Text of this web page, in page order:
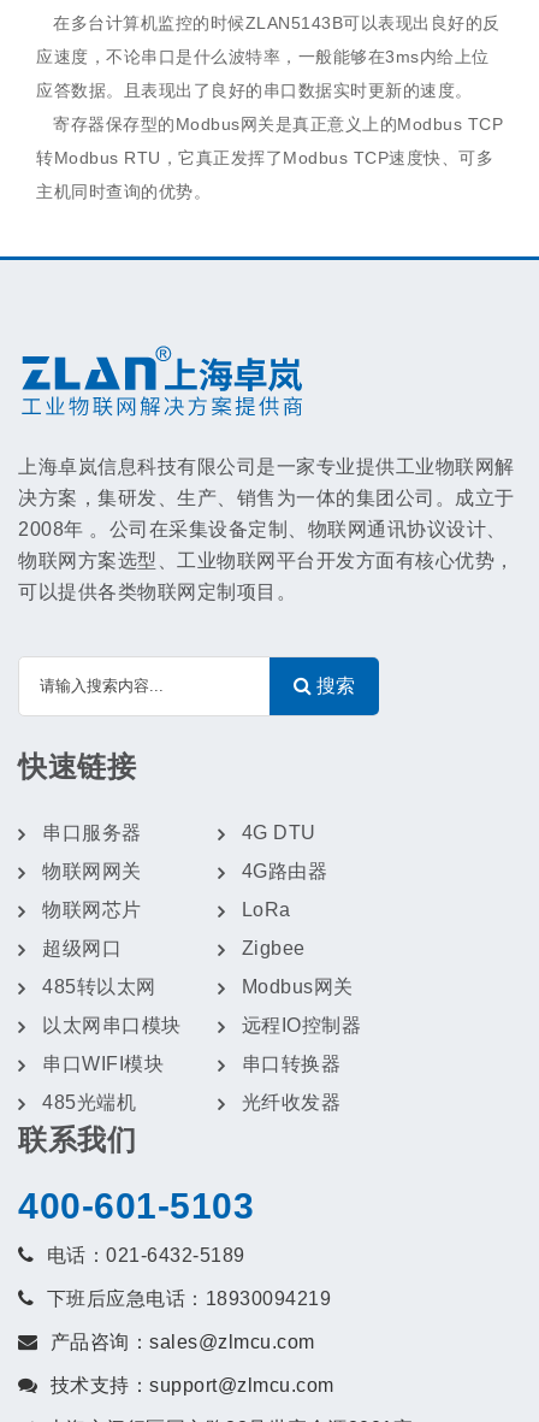
在多台计算机监控的时候ZLAN5143B可以表现出良好的反
应速度，不论串口是什么波特率，一般能够在3ms内给上位
应答数据。且表现出了良好的串口数据实时更新的速度。
寄存器保存型的Modbus网关是真正意义上的Modbus TCP
转Modbus RTU，它真正发挥了Modbus TCP速度快、可多
主机同时查询的优势。
上海卓岚信息科技有限公司是一家专业提供工业物联网解
决方案，集研发、生产、销售为一体的集团公司。成立于
2008年 。公司在采集设备定制、物联网通讯协议设计、
物联网方案选型、工业物联网平台开发方面有核心优势，
可以提供各类物联网定制项目。
搜索
快速链接
串口服务器
物联网网关
物联网芯片
超级网口
485转以太网
以太网串口模块
串口WIFI模块
485光端机
4G DTU
4G路由器
LoRa
Zigbee
Modbus网关
远程IO控制器
串口转换器
光纤收发器
联系我们
400-601-5103
电话：021-6432-5189
下班后应急电话：18930094219
产品咨询：sales@zlmcu.com
技术支持：support@zlmcu.com